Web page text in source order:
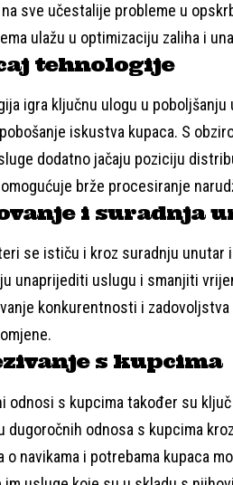
sve učestalije probleme u
ulažu u optimizaciju zaliha i
tehnologije
igra ključnu ulogu u
iskustva kupaca. S
dodatno jačaju poziciju
brže procesiranje
i suradnja
se ističu i kroz suradnju unutar
unaprijediti uslugu i smanjiti
konkurentnosti i
s kupcima
odnosi s kupcima također su
dugoročnih odnosa s kupcima
o navikama i potrebama kupaca